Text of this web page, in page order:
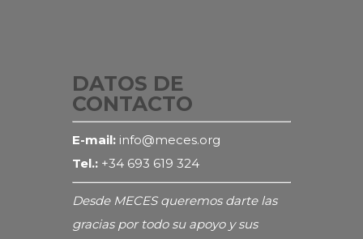
DATOS DE
CONTACTO
E-mail: info@meces.org
Tel.: +34 693 619 324
Desde MECES queremos darte las
gracias por todo su apoyo y sus